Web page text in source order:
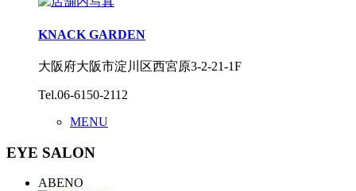
KNACK GARDEN
大阪府大阪市淀川区西宮原3-2-21-1F
Tel.06-6150-2112
MENU
EYE SALON
ABENO